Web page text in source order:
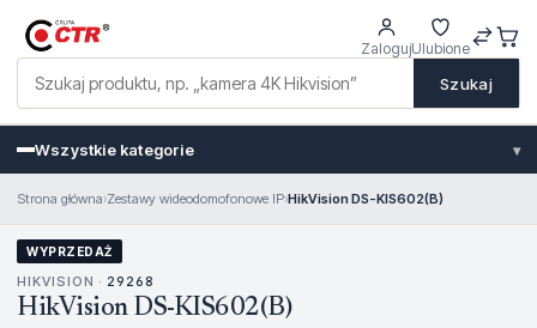
Szukaj
ZalogujUlubione
Wszystkie kategorie ▾
Strona główna›Zestawy wideodomofonowe IP›HikVision DS-KIS602(B)
WYPRZEDAŻ
HIKVISION · 29268
HikVision DS-KIS602(B)